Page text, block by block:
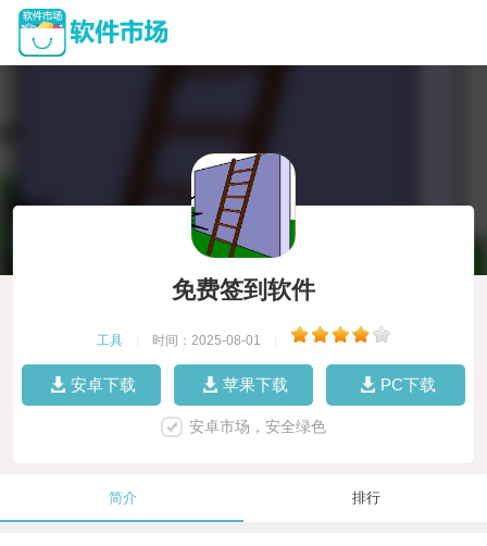
免费签到软件
工具 时间：2025-08-01
安卓下载 苹果下载 PC下载
安卓市场，安全绿色
简介 排行